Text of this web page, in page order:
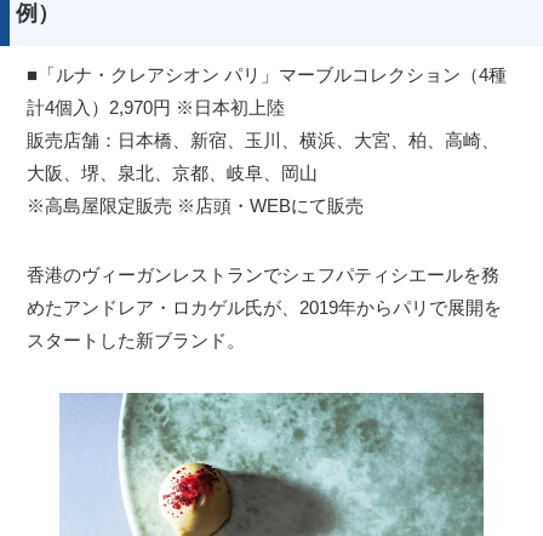
例）
■「ルナ・クレアシオン パリ」マーブルコレクション（4種
計4個入）2,970円 ※日本初上陸
販売店舗：日本橋、新宿、玉川、横浜、大宮、柏、高崎、
大阪、堺、泉北、京都、岐阜、岡山
※高島屋限定販売 ※店頭・WEBにて販売
香港のヴィーガンレストランでシェフパティシエールを務
めたアンドレア・ロカゲル氏が、2019年からパリで展開を
スタートした新ブランド。